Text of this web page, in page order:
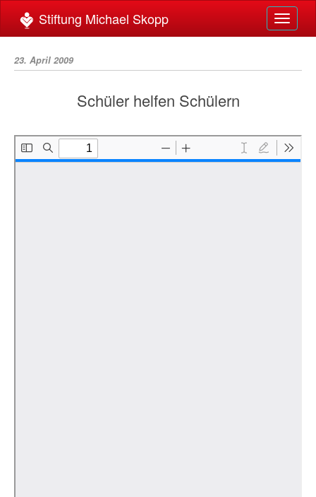
Toggle
23. April 2009
Schüler helfen Schülern